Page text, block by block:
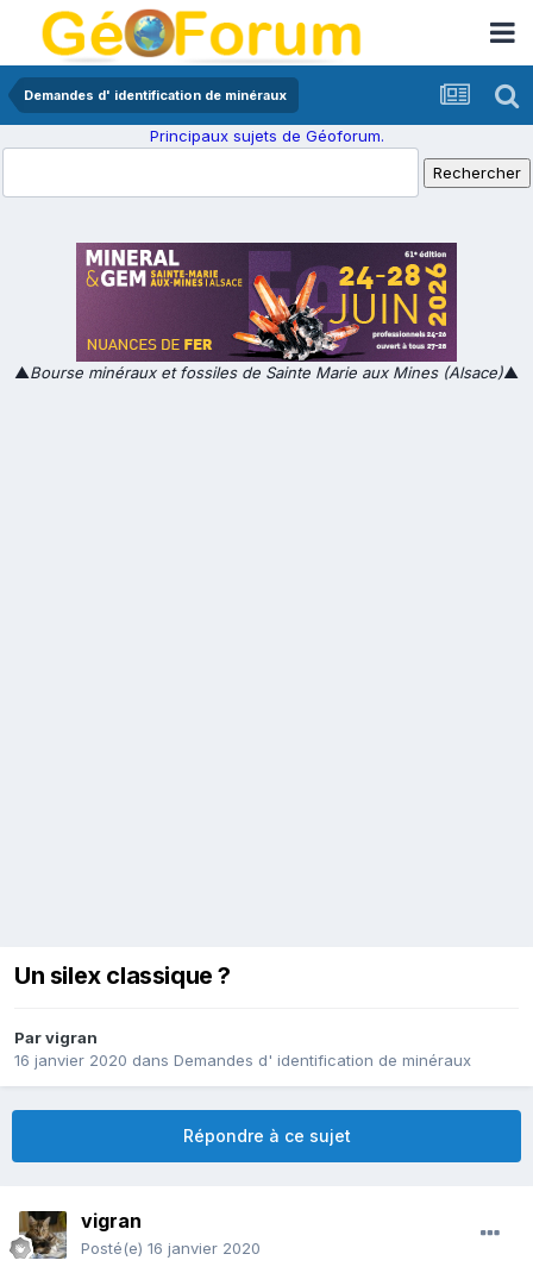
Demandes d' identification de minéraux
Principaux sujets de Géoforum.
▲Bourse minéraux et fossiles de Sainte Marie aux Mines (Alsace)▲
Un silex classique ?
Parvigran
16 janvier 2020 dans Demandes d' identification de minéraux
Répondre à ce sujet
vigran
Posté(e) 16 janvier 2020